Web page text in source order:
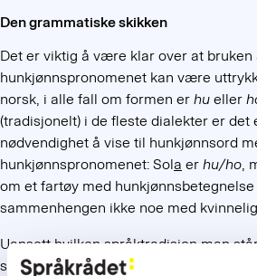
Den grammatiske skikken
Det er viktig å være klar over at bruken
hunkjønnspronomenet kan være
norsk, i alle fall om formen er hu eller
(tradisjonelt) i de fleste dialekter er det
nødvendighet å vise til hunkjønnsord
hunkjønnspronomenet: Sola er hu/ho,
om et fartøy med
sammenhengen ikke noe med
Uansett hvilken språktradisjon man
sannsynligheten for at man velger